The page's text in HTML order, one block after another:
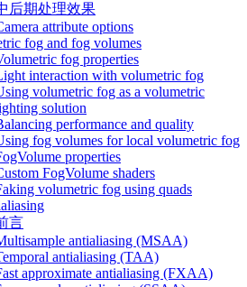
后期处理效果
attribute options
fog and fog volumes
fog properties
interaction with volumetric fog
volumetric fog as a volumetric
solution
performance and quality
fog volumes for local volumetric fog
properties
FogVolume shaders
volumetric fog using quads
言
antialiasing (MSAA)
antialiasing (TAA)
approximate antialiasing (FXAA)